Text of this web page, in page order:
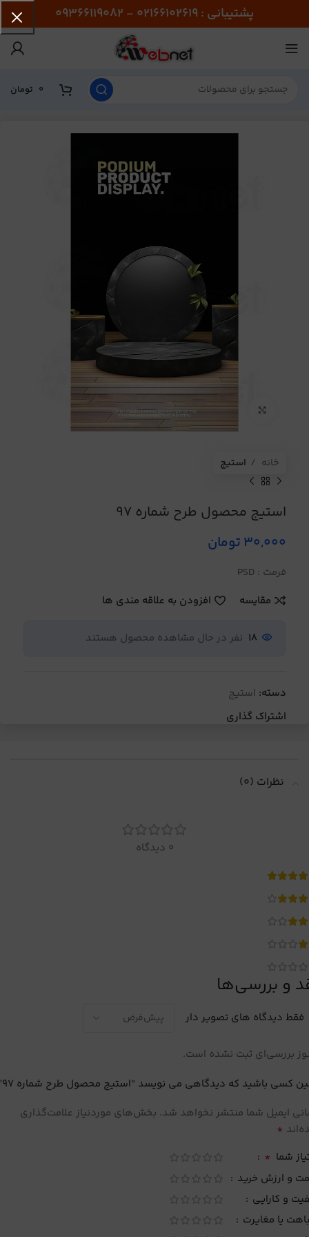
پشتیبانی : 02166102619 - 09366119082
0 تومان
برای بزرگنمایی کلیک کنید
خانه استیج
استیج محصول طرح شماره 97
30,000تومان
فرمت : PSD
مقایسه
افزودن به علاقه مندی ها
18 نفر در حال مشاهده محصول هستند
دسته: استیج
اشتراک گذاری
نظرات (0)
0 دیدگاه
و بررسی‌ها
فقط دیدگاه های تصویر دار
بررسی‌ای ثبت نشده است.
کسی باشید که دیدگاهی می نویسد “استیج محصول طرح شماره 97”
ایمیل شما منتشر نخواهد شد. بخش‌های موردنیاز علامت‌گذاری
*
شما *
و ارزش خرید
و کارایی
یا مغایرت